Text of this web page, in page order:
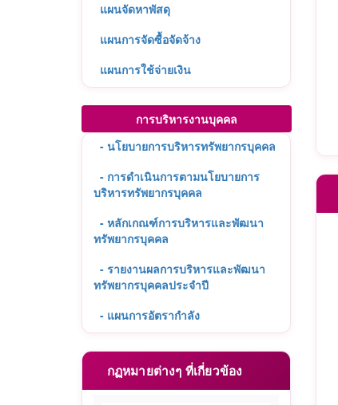
แผนจัดหาพัสดุ
แผนการจัดซื้อจัดจ้าง
แผนการใช้จ่ายเงิน
การบริหารงานบุคคล
- นโยบายการบริหารทรัพยากรบุคคล
- การดำเนินการตามนโยบายการ
บริหารทรัพยากรบุคคล
- หลักเกณฑ์การบริหารและพัฒนา
ทรัพยากรบุคคล
- รายงานผลการบริหารและพัฒนา
ทรัพยากรบุคคลประจำปี
- แผนการอัตรากำลัง
กฏหมายต่างๆ ที่เกี่ยวข้อง